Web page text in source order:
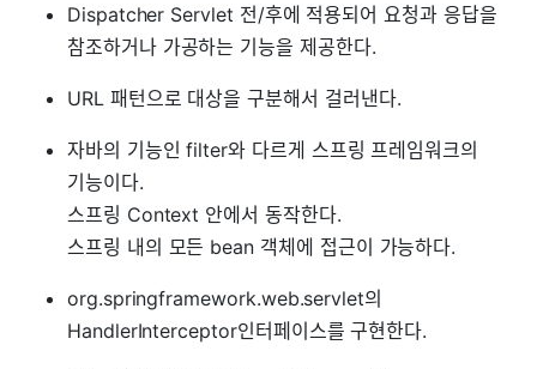
Dispatcher Servlet 전/후에 적용되어 요청과 응답을
참조하거나 가공하는 기능을 제공한다.
URL 패턴으로 대상을 구분해서 걸러낸다.
자바의 기능인 filter와 다르게 스프링 프레임워크의
기능이다.
스프링 Context 안에서 동작한다.
스프링 내의 모든 bean 객체에 접근이 가능하다.
org.springframework.web.servlet의
HandlerInterceptor인터페이스를 구현한다.